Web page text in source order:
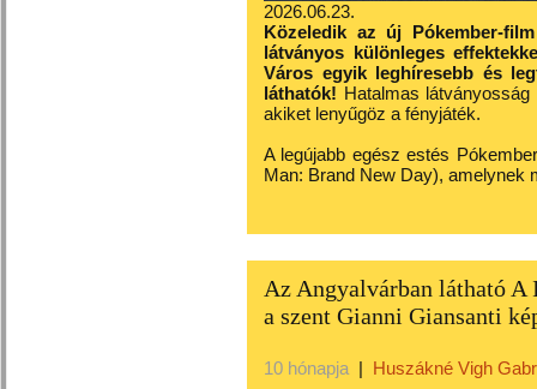
2026.06.23.
Közeledik az új Pókember-
látványos különleges
Város egyik leghíresebb és
láthatók! Hatalmas
akiket lenyűgöz a fényjáték.
A legújabb egész estés
Man: Brand New Day), amelynek
Az Angyalvárban látható A
a szent Gianni Giansanti
10 hónapja | Huszákné Vigh